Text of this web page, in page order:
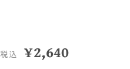
税込 ¥2,640